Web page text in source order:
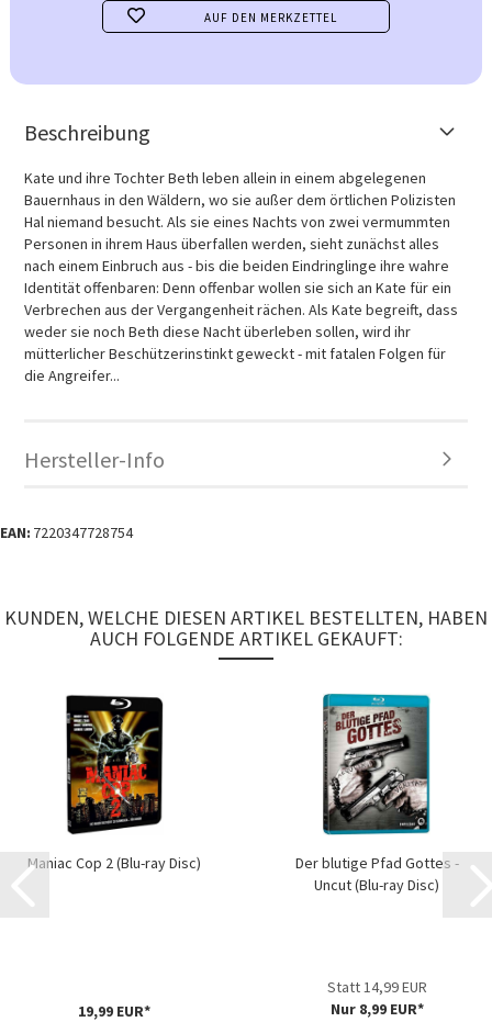
AUF DEN MERKZETTEL
Beschreibung
Kate und ihre Tochter Beth leben allein in einem abgelegenen
Bauernhaus in den Wäldern, wo sie außer dem örtlichen Polizisten
Hal niemand besucht. Als sie eines Nachts von zwei vermummten
Personen in ihrem Haus überfallen werden, sieht zunächst alles
nach einem Einbruch aus - bis die beiden Eindringlinge ihre wahre
Identität offenbaren: Denn offenbar wollen sie sich an Kate für ein
Verbrechen aus der Vergangenheit rächen. Als Kate begreift, dass
weder sie noch Beth diese Nacht überleben sollen, wird ihr
mütterlicher Beschützerinstinkt geweckt - mit fatalen Folgen für
die Angreifer...
Hersteller-Info
EAN: 7220347728754
KUNDEN, WELCHE DIESEN ARTIKEL BESTELLTEN, HABEN
AUCH FOLGENDE ARTIKEL GEKAUFT:
Maniac Cop 2 (Blu-ray Disc)
19,99 EUR*
Der blutige Pfad Gottes -
Uncut (Blu-ray Disc)
Statt 14,99 EUR
Nur 8,99 EUR*